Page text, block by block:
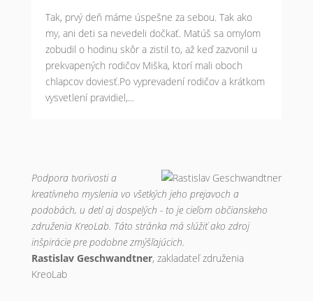
Tak, prvý deň máme úspešne za sebou. Tak ako
my, ani deti sa nevedeli dočkať. Matúš sa omylom
zobudil o hodinu skôr a zistil to, až keď zazvonil u
prekvapených rodičov Miška, ktorí mali oboch
chlapcov doviesť.Po vyprevadení rodičov a krátkom
vysvetlení pravidiel,...
Podpora tvorivosti a
kreatívneho myslenia vo všetkých jeho prejavoch a
podobách, u detí aj dospelých - to je cieľom občianskeho
združenia KreoLab. Táto stránka má slúžiť ako zdroj
inšpirácie pre podobne zmýšľajúcich.
Rastislav Geschwandtner, zakladateľ združenia
KreoLab